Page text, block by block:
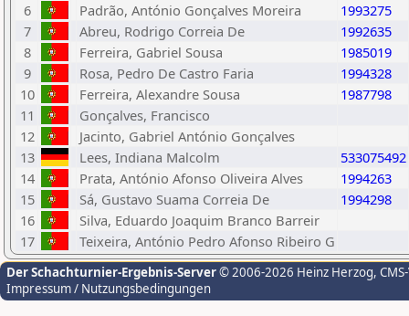
6
Padrão, António Gonçalves Moreira
1993275
7
Abreu, Rodrigo Correia De
1992635
8
Ferreira, Gabriel Sousa
1985019
9
Rosa, Pedro De Castro Faria
1994328
10
Ferreira, Alexandre Sousa
1987798
11
Gonçalves, Francisco
12
Jacinto, Gabriel António Gonçalves
13
Lees, Indiana Malcolm
533075492
14
Prata, António Afonso Oliveira Alves
1994263
15
Sá, Gustavo Suama Correia De
1994298
16
Silva, Eduardo Joaquim Branco Barreir
17
Teixeira, António Pedro Afonso Ribeiro G
Der Schachturnier-Ergebnis-Server© 2006-2026 Heinz Herzog,
Impressum / Nutzungsbedingungen